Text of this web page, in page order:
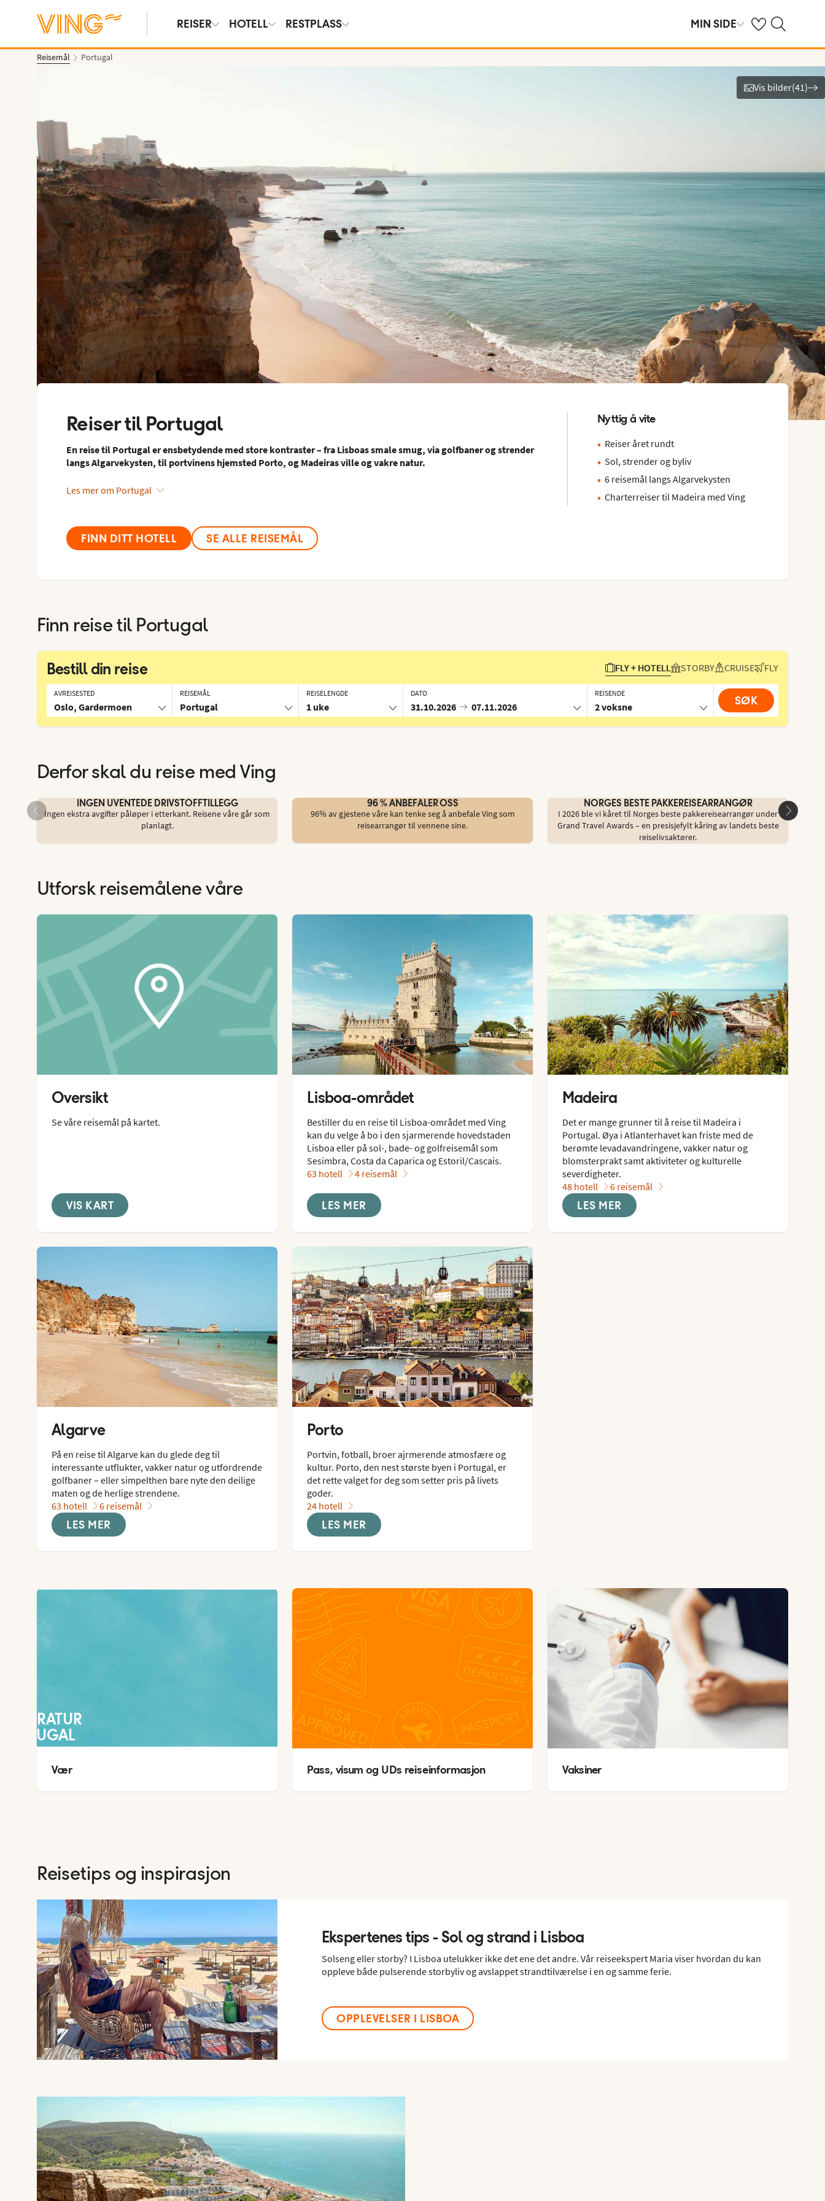
REISER HOTELL RESTPLASS MIN SIDE Se dine sparte
Søk på ving.no
Reisemål Portugal
Vis bilder
Vis bilder(41)
Reiser til Portugal
En reise til Portugal er ensbetydende med store kontraster – fra Lisboas smale smug, via golfbaner og strender
langs Algarvekysten, til portvinens hjemsted Porto, og Madeiras ville og vakre natur.
Les mer om Portugal
FINN DITT HOTELL SE ALLE REISEMÅL
Nyttig å vite
Reiser året rundt
Sol, strender og byliv
6 reisemål langs Algarvekysten
Charterreiser til Madeira med Ving
Finn reise til Portugal
Bestill din reise FLY + HOTELL STORBY CRUISE FLY
AVREISESTED
Oslo, Gardermoen
REISEMÅL
Portugal
REISELENGDE
1 uke
DATO
31.10.2026 07.11.2026
REISENDE
2 voksne SØK
Derfor skal du reise med Ving
INGEN UVENTEDE DRIVSTOFFTILLEGG
Ingen ekstra avgifter påløper i etterkant. Reisene våre går som
planlagt.
96 % ANBEFALER OSS
96% av gjestene våre kan tenke seg å anbefale Ving som
reisearrangør til vennene sine.
NORGES BESTE PAKKEREISEARRANGØR
I 2026 ble vi kåret til Norges beste pakkereisearrangør under
Grand Travel Awards – en presisjefylt kåring av landets beste
reiselivsaktører.
Utforsk reisemålene våre
Oversikt
Se våre reisemål på kartet.
VIS KART
Lisboa-området
Bestiller du en reise til Lisboa-området med Ving
kan du velge å bo i den sjarmerende hovedstaden
Lisboa eller på sol-, bade- og golfreisemål som
Sesimbra, Costa da Caparica og Estoril/Cascais.
63 hotell
4 reisemål
LES MER
Madeira
Det er mange grunner til å reise til Madeira i
Portugal. Øya i Atlanterhavet kan friste med de
berømte levadavandringene, vakker natur og
blomsterprakt samt aktiviteter og kulturelle
severdigheter.
48 hotell
6 reisemål
LES MER
Algarve
På en reise til Algarve kan du glede deg til
interessante utflukter, vakker natur og utfordrende
golfbaner – eller simpelthen bare nyte den deilige
maten og de herlige strendene.
63 hotell
6 reisemål
LES MER
Porto
Portvin, fotball, broer ajrmerende atmosfære og
kultur. Porto, den nest største byen i Portugal, er
det rette valget for deg som setter pris på livets
goder.
24 hotell
LES MER
Pass, visum og UDs reiseinformasjon Vaksiner
Reisetips og inspirasjon
Ekspertenes tips - Sol og strand i Lisboa
Solseng eller storby? I Lisboa utelukker ikke det ene det andre. Vår reiseekspert Maria viser hvordan du kan
oppleve både pulserende storbyliv og avslappet strandtilværelse i en og samme ferie.
OPPLEVELSER I LISBOA